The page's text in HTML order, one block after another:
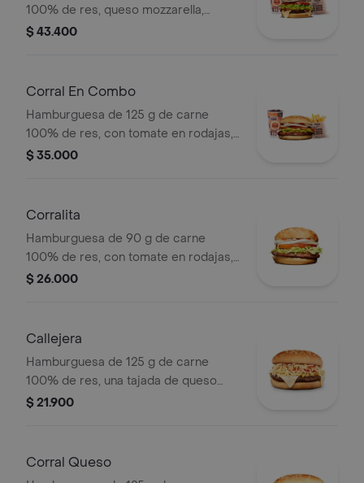
100% de res, queso mozzarella,
guacamole, fríjol refrito, tomate,
bebida pet
$ 43.400
Corral En Combo
Hamburguesa de 125 g de carne
100% de res, con tomate en rodajas,
cebolla en rodajas, lechuga y salsas
$ 35.000
Corralita
Hamburguesa de 90 g de carne
100% de res, con tomate en rodajas,
cebolla en rodajas, lechuga, salsa
$ 26.000
Callejera
Hamburguesa de 125 g de carne
100% de res, una tajada de queso
tipo mozzarella, papas callejera, salsa
$ 21.900
Corral Queso